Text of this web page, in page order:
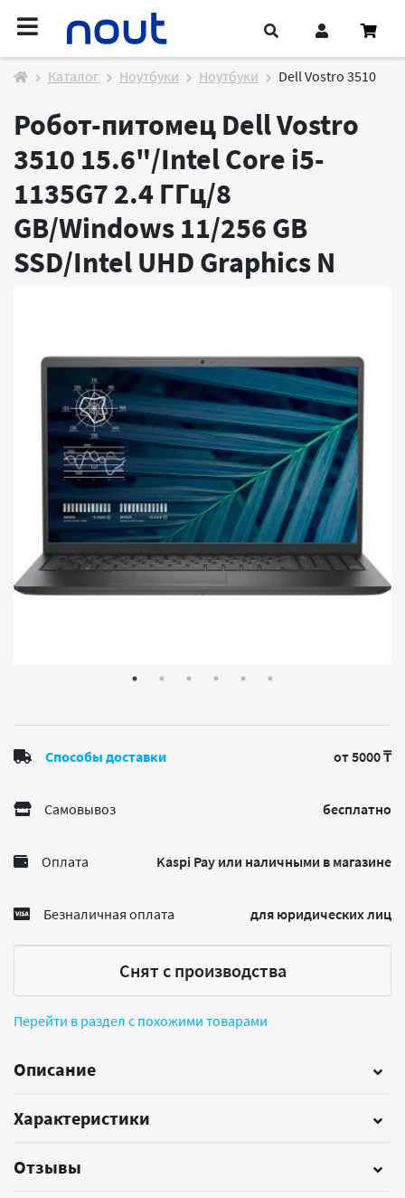
Каталог Ноутбуки Ноутбуки Dell Vostro 3510
Робот-питомец Dell Vostro
3510 15.6"/Intel Core i5-
1135G7 2.4 ГГц/8
GB/Windows 11/256 GB
SSD/Intel UHD Graphics N
Способы доставки от 5000 ₸
Самовывоз бесплатно
Оплата Kaspi Pay или наличными в магазине
Безналичная оплата для юридических лиц
Снят с производства
Перейти в раздел с похожими товарами
Описание
Характеристики
Отзывы